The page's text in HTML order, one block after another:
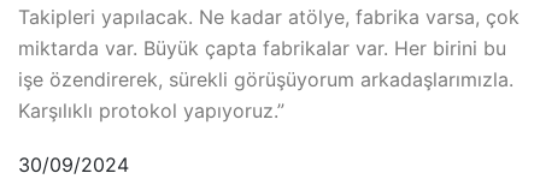
Takipleri yapılacak. Ne kadar atölye, fabrika varsa, çok
miktarda var. Büyük çapta fabrikalar var. Her birini bu
işe özendirerek, sürekli görüşüyorum arkadaşlarımızla.
Karşılıklı protokol yapıyoruz.”
30/09/2024